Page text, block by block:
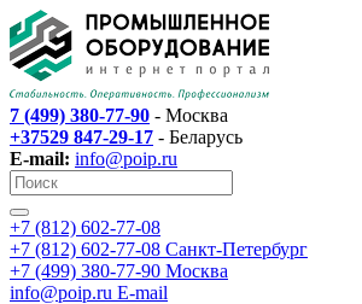
7 (499) 380-77-90 - Москва
+37529 847-29-17 - Беларусь
E-mail: info@poip.ru
+7 (812) 602-77-08
+7 (812) 602-77-08 Санкт-Петербург
+7 (499) 380-77-90 Москва
info@poip.ru E-mail